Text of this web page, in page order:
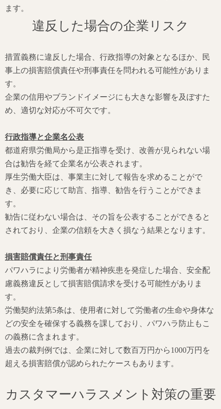
ます。
違反した場合の企業リスク
措置義務に違反した場合、行政指導の対象となるほか、民
事上の損害賠償責任や刑事責任を問われる可能性がありま
す。
企業の信用やブランドイメージにも大きな影響を及ぼすた
め、適切な対応が不可欠です。
行政指導と企業名公表
都道府県労働局から是正指導を受け、改善が見られない場
合は勧告を経て企業名が公表されます。
厚生労働大臣は、事業主に対して報告を求めることがで
き、必要に応じて助言、指導、勧告を行うことができま
す。
勧告に従わない場合は、その旨を公表することができると
されており、企業の信頼を大きく損なう結果となります。
損害賠償責任と刑事責任
パワハラにより労働者が精神疾患を発症した場合、安全配
慮義務違反として損害賠償請求を受ける可能性がありま
す。
労働契約法第5条は、使用者に対して労働者の生命や身体な
どの安全を確保する義務を課しており、パワハラ防止もこ
の義務に含まれます。
過去の裁判例では、企業に対して数百万円から1000万円を
超える損害賠償が認められたケースもあります。
カスタマーハラスメント対策の重要